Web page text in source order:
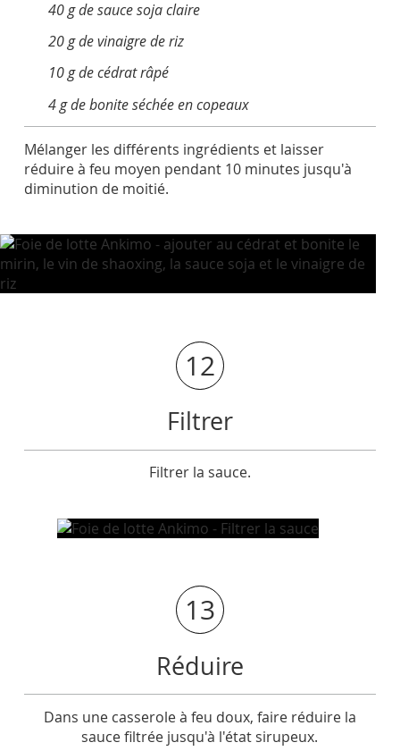
40 g de sauce soja claire
20 g de vinaigre de riz
10 g de cédrat râpé
4 g de bonite séchée en copeaux
Mélanger les différents ingrédients et laisser
réduire à feu moyen pendant 10 minutes jusqu'à
diminution de moitié.
12
Filtrer
Filtrer la sauce.
13
Réduire
Dans une casserole à feu doux, faire réduire la
sauce filtrée jusqu'à l'état sirupeux.